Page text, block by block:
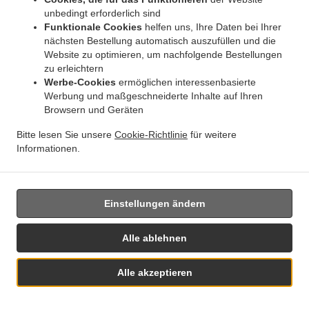
unbedingt erforderlich sind
Funktionale Cookies helfen uns, Ihre Daten bei Ihrer
nächsten Bestellung automatisch auszufüllen und die
Website zu optimieren, um nachfolgende Bestellungen
zu erleichtern
Werbe-Cookies ermöglichen interessenbasierte
Werbung und maßgeschneiderte Inhalte auf Ihren
Browsern und Geräten
Bitte lesen Sie unsere Cookie-Richtlinie für weitere
Informationen.
Alle akzeptieren
Alle ablehnen
Einstellungen ändern
8 Stücke, mit hausgemachten
marinierten gegrillten
Lachshautstreifen
Nr.359 Inside-out gekochter Lachs Mango
Rucola 1,3,4,7,9,11,12,13
10,20
8 Stücke
13)
8 Stücke; Fühlung: knusprige Ente, Avocado, Gurke, Teriyaki ....
9, 12, 13)
8 Stücke; Füllung: knusprige Hähnchen, Avocado, Gurke, Treviet Soße ....
Von Nr. 370 bis Nr. 389